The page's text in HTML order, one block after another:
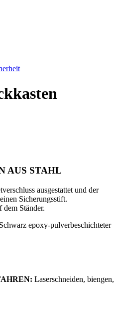
AUS STAHL
ausgestattet und der
Sicherungsstift.
dem Ständer.
epoxy-pulverbeschichteter
Laserschneiden, biengen,